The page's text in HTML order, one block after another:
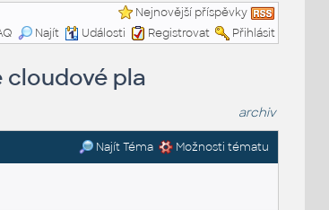
Nejnovější příspěvky
Najít Události Registrovat Přihlásit
cloudové pla
archiv
Najít Téma Možnosti tématu